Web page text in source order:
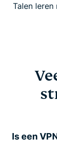
Talen leren
Is een